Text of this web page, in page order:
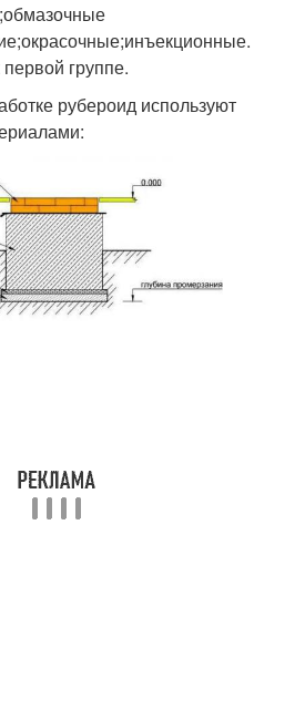
группе.
рубероид используют